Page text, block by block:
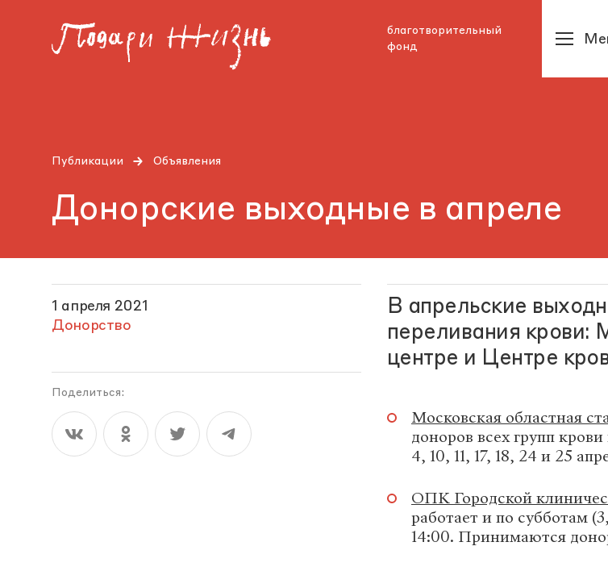
благотворительный
фонд
Публикации Объявления
Донорские выходные в апреле
1 апреля 2021
Донорство
Поделиться:
В апрельские
переливания
центре и Центре
Московская областная
доноров всех групп
4, 10, 11, 17, 18, 24 и 25
ОПК Городской
работает и по субботам
14:00. Принимаются